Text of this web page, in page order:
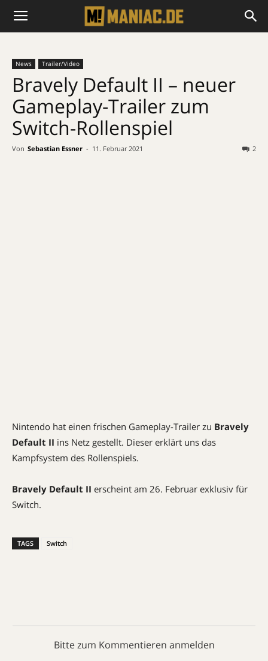
News Trailer/Video
Bravely Default II – neuer
Gameplay-Trailer zum
Switch-Rollenspiel
Von Sebastian Essner - 11. Februar 2021 2
Nintendo hat einen frischen Gameplay-Trailer zu Bravely
Default II ins Netz gestellt. Dieser erklärt uns das
Kampfsystem des Rollenspiels.
Bravely Default II erscheint am 26. Februar exklusiv für
Switch.
TAGS Switch
Bitte zum Kommentieren anmelden